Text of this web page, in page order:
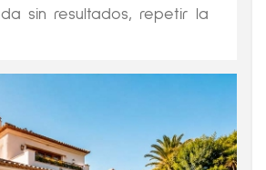
sin resultados, repetir la